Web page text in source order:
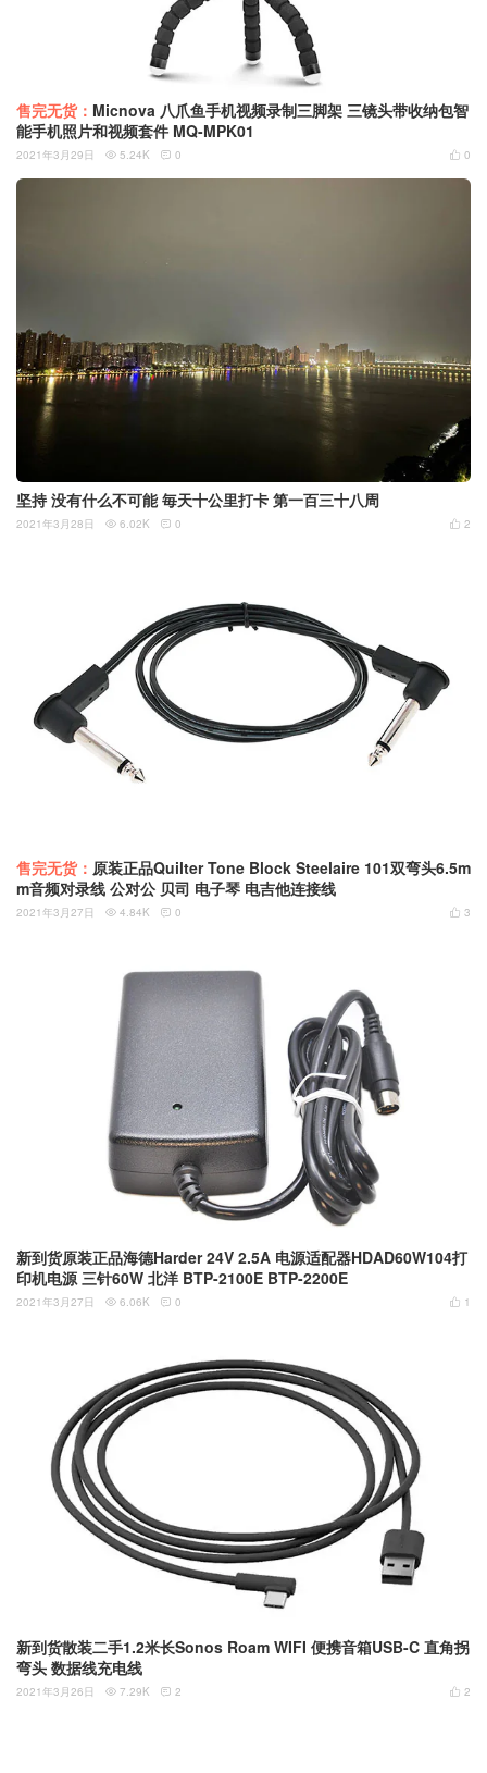
售完无货： Micnova 八爪鱼手机视频录制三脚架 三镜头带收纳包智
能手机照片和视频套件 MQ-MPK01
 0
2021年3月29日  5.24K  0
坚持 没有什么不可能 毎天十公里打卡 第一百三十八周
 2
2021年3月28日  6.02K  0
售完无货： 原装正品Quilter Tone Block Steelaire 101双弯头6.5m
m音频对录线 公对公 贝司 电子琴 电吉他连接线
 3
2021年3月27日  4.84K  0
新到货原装正品海德Harder 24V 2.5A 电源适配器HDAD60W104打
印机电源 三针60W 北洋 BTP-2100E BTP-2200E
 1
2021年3月27日  6.06K  0
新到货散装二手1.2米长Sonos Roam WIFI 便携音箱USB-C 直角拐
弯头 数据线充电线
 2
2021年3月26日  7.29K  2